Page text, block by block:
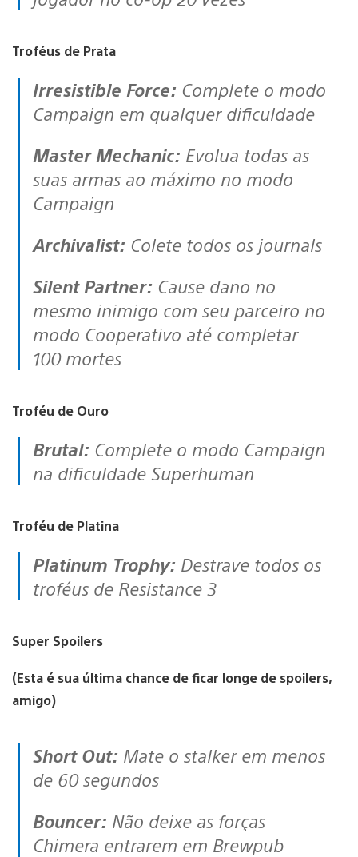
Troféus de Prata
Irresistible Force: Complete o modo
Campaign em qualquer dificuldade
Master Mechanic: Evolua todas as
suas armas ao máximo no modo
Campaign
Archivalist: Colete todos os journals
Silent Partner: Cause dano no
mesmo inimigo com seu parceiro no
modo Cooperativo até completar
100 mortes
Troféu de Ouro
Brutal: Complete o modo Campaign
na dificuldade Superhuman
Troféu de Platina
Platinum Trophy: Destrave todos os
troféus de Resistance 3
Super Spoilers
(Esta é sua última chance de ficar longe de spoilers,
amigo)
Short Out: Mate o stalker em menos
de 60 segundos
Bouncer: Não deixe as forças
Chimera entrarem em Brewpub